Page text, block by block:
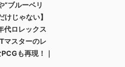
“ブルーベリ
けじゃない】
代ロレックス
マスターのレ
も再現！｜